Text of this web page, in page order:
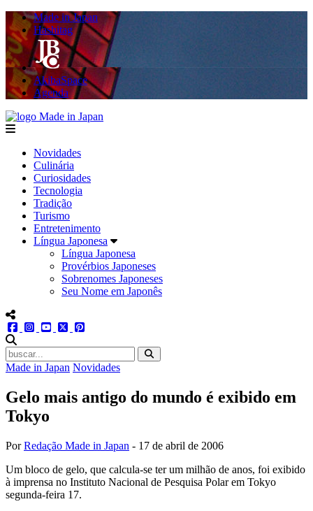
Made in Japan
Hashitag
AkibaSpace
Agenda
menu
Novidades
Culinária
Curiosidades
Tecnologia
Tradição
Turismo
Entretenimento
Língua Japonesa
Língua Japonesa
Provérbios Japoneses
Sobrenomes Japoneses
Seu Nome em Japonês
menu redes social
facebookinstagram
youtube
twitter
Made in Japan Novidades
Gelo mais antigo do mundo é exibido em
Tokyo
PorRedação Made in Japan - 17 de abril de 2006
Um bloco de gelo, que calcula-se ter um milhão de anos, foi exibido
à imprensa no Instituto Nacional de Pesquisa Polar em Tokyo
segunda-feira 17.